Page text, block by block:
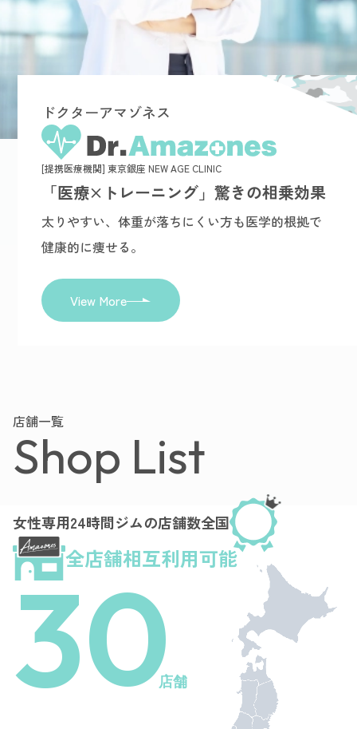
ドクターアマゾネス
[提携医療機関] 東京銀座 NEW AGE CLINIC
「医療×トレーニング」驚きの相乗効果
太りやすい、体重が落ちにくい方も医学的根拠で
健康的に痩せる。
View More
店舗一覧
Shop List
全店舗相互利用可能
女性専用24時間ジムの店舗数全国
30店舗